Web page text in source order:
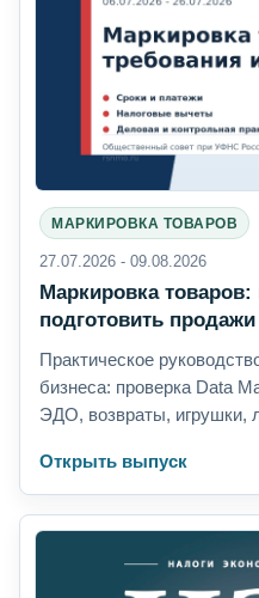
МАРКИРОВКА ТОВАРОВ
27.07.2026 - 09.08.2026
Маркировка товаров:
подготовить продажи
Практическое
бизнеса: проверка Data
ЭДО, возвраты, игрушки,
Открыть выпуск